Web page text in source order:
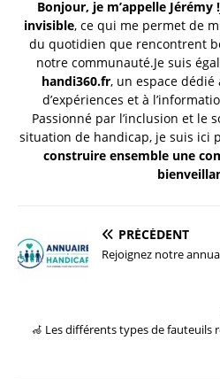
Bonjour, je m’appelle Jérémy !
invisible, ce qui me permet de
du quotidien que rencontrent
notre communauté.Je suis
handi360.fr, un espace dédié
d’expériences et à
Passionné par l’inclusion et le
situation de handicap, je suis ici
construire ensemble une
PRÉCÉDENT
Rejoignez notre
🦽 Les différents types de fauteuils